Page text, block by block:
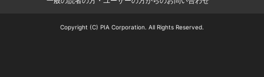
Copyright (C) PIA Corporation. All Rights Reserved.